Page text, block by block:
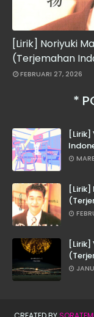
[Lirik] Noriyuki
(Terjemahan
FEBRUARI 27, 2026
[Lirik]
[Lirik]
[Lirik]